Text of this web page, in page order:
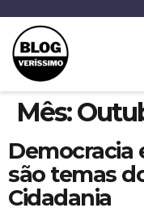
Mês:
Democracia
são temas
Cidadania